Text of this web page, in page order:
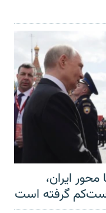
ایران،
گرفته است